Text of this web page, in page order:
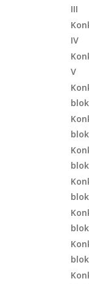
III
IV
V